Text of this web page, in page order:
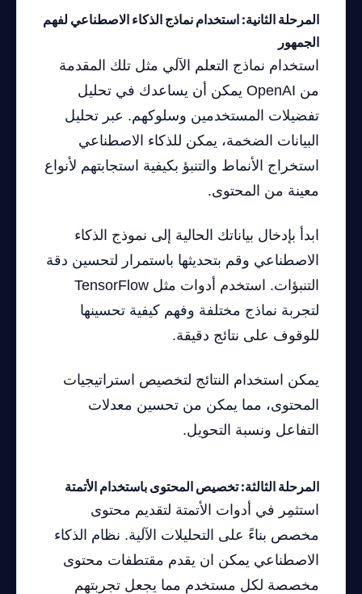
المرحلة الثانية: استخدام نماذج الذكاء الاصطناعي لفهم
الجمهور
استخدام نماذج التعلم الآلي مثل تلك المقدمة
من OpenAI يمكن أن يساعدك في تحليل
تفضيلات المستخدمين وسلوكهم. عبر تحليل
البيانات الضخمة، يمكن للذكاء الاصطناعي
استخراج الأنماط والتنبؤ بكيفية استجابتهم لأنواع
معينة من المحتوى.
ابدأ بإدخال بياناتك الحالية إلى نموذج الذكاء
الاصطناعي وقم بتحديثها باستمرار لتحسين دقة
التنبؤات. استخدم أدوات مثل TensorFlow
لتجربة نماذج مختلفة وفهم كيفية تحسينها
للوقوف على نتائج دقيقة.
يمكن استخدام النتائج لتخصيص استراتيجيات
المحتوى، مما يمكن من تحسين معدلات
التفاعل ونسبة التحويل.
المرحلة الثالثة: تخصيص المحتوى باستخدام الأتمتة
استثمِر في أدوات الأتمتة لتقديم محتوى
مخصص بناءً على التحليلات الآلية. نظام الذكاء
الاصطناعي يمكن ان يقدم مقتطفات محتوى
مخصصة لكل مستخدم مما يجعل تجربتهم